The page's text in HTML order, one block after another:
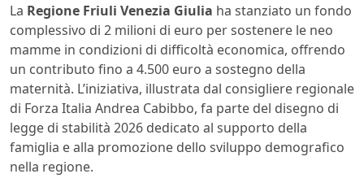
La Regione Friuli Venezia Giulia ha stanziato un fondo
complessivo di 2 milioni di euro per sostenere le neo
mamme in condizioni di difficoltà economica, offrendo
un contributo fino a 4.500 euro a sostegno della
maternità. L’iniziativa, illustrata dal consigliere regionale
di Forza Italia Andrea Cabibbo, fa parte del disegno di
legge di stabilità 2026 dedicato al supporto della
famiglia e alla promozione dello sviluppo demografico
nella regione.